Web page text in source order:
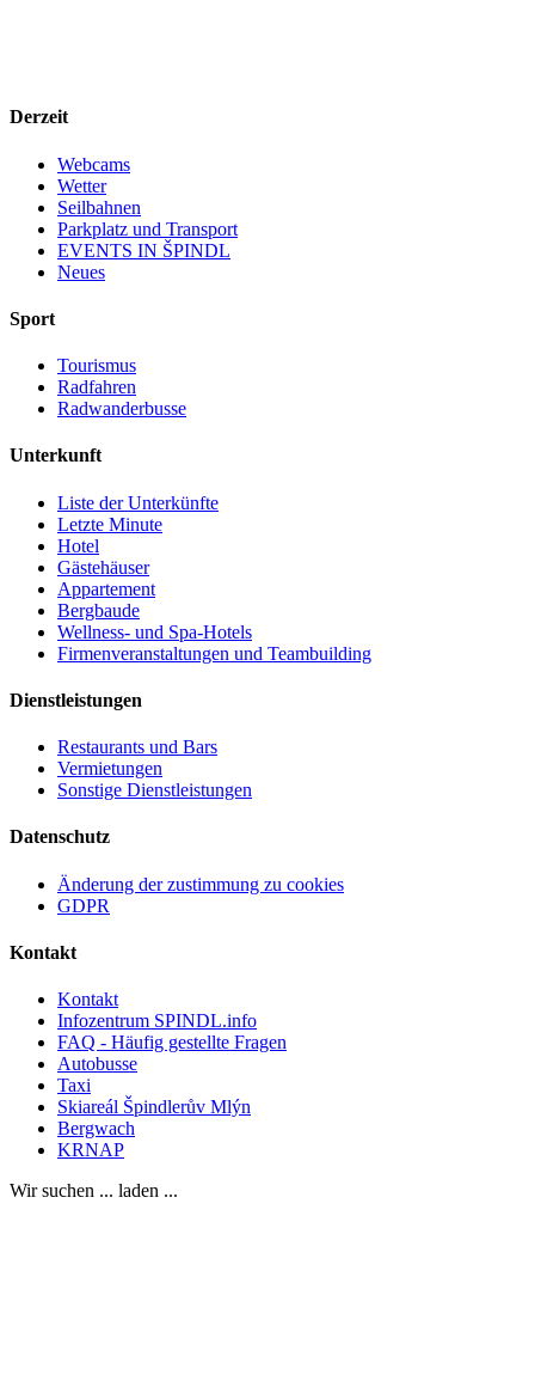
Derzeit
Webcams
Wetter
Seilbahnen
Parkplatz und Transport
EVENTS IN ŠPINDL
Neues
Sport
Tourismus
Radfahren
Radwanderbusse
Unterkunft
Liste der Unterkünfte
Letzte Minute
Hotel
Gästehäuser
Appartement
Bergbaude
Wellness- und Spa-Hotels
Firmenveranstaltungen und Teambuilding
Dienstleistungen
Restaurants und Bars
Vermietungen
Sonstige Dienstleistungen
Datenschutz
Änderung der zustimmung zu cookies
GDPR
Kontakt
Kontakt
Infozentrum SPINDL.info
FAQ - Häufig gestellte Fragen
Autobusse
Taxi
Skiareál Špindlerův Mlýn
Bergwach
KRNAP
Wir suchen ... laden ...